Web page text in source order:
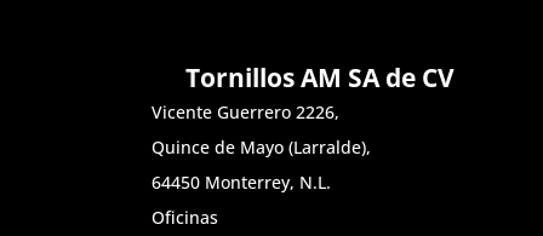
Tornillos AM SA de CV
Vicente Guerrero 2226,
Quince de Mayo (Larralde),
64450 Monterrey, N.L.
Oficinas